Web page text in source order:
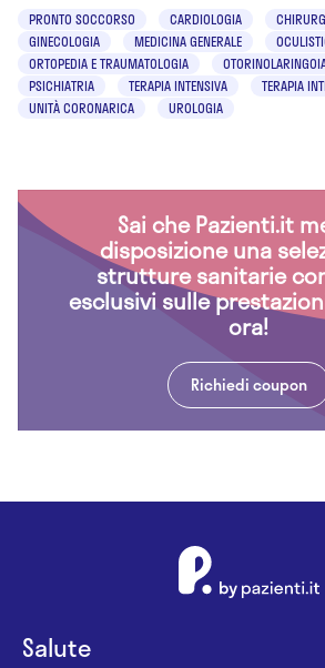
PRONTO SOCCORSO CARDIOLOGIA
GINECOLOGIA
MEDICINA GENERALE
ORTOPEDIA E TRAUMATOLOGIA
PSICHIATRIA
TERAPIA INTENSIVA
TERAPIA
UNITÀ CORONARICA
UROLOGIA
Sai che Pazienti.it
disposizione una
strutture sanitarie
esclusivi sulle
ora!
Richiedi coupon
Salute